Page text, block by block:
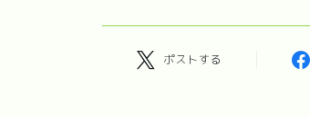
ポストする